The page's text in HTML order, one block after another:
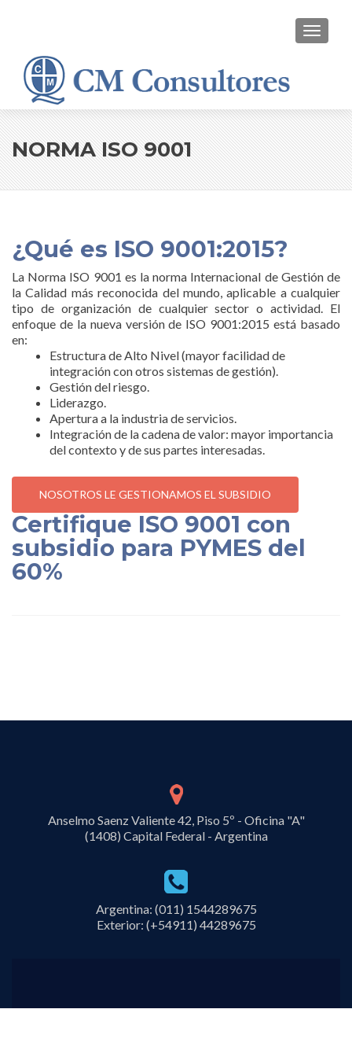
NORMA ISO 9001
¿Qué es ISO 9001:2015?
La Norma ISO 9001 es la norma Internacional de Gestión de
la Calidad más reconocida del mundo, aplicable a cualquier
tipo de organización de cualquier sector o actividad. El
enfoque de la nueva versión de ISO 9001:2015 está basado
en:
Estructura de Alto Nivel (mayor facilidad de
integración con otros sistemas de gestión).
Gestión del riesgo.
Liderazgo.
Apertura a la industria de servicios.
Integración de la cadena de valor: mayor importancia
del contexto y de sus partes interesadas.
NOSOTROS LE GESTIONAMOS EL SUBSIDIO
Certifique ISO 9001 con
subsidio para PYMES del
60%
Anselmo Saenz Valiente 42, Piso 5º - Oficina "A"
(1408) Capital Federal - Argentina
Argentina: (011) 1544289675
Exterior: (+54911) 44289675